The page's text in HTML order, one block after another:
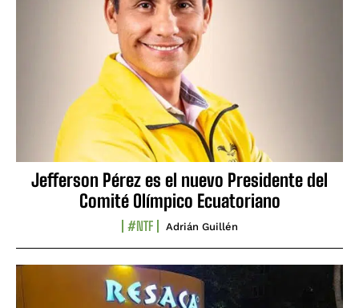
Jefferson Pérez es el nuevo Presidente del
Comité Olímpico Ecuatoriano
#NTF Adrián Guillén